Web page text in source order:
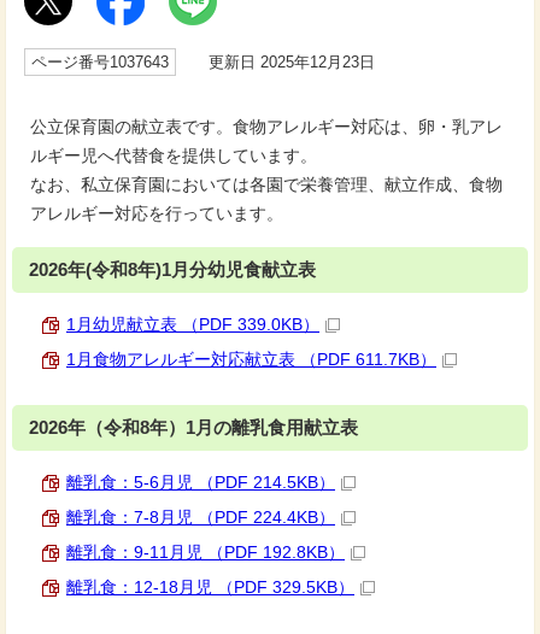
ページ番号1037643 更新日 2025年12月23日
公立保育園の献立表です。食物アレルギー対応は、卵・乳アレ
ルギー児へ代替食を提供しています。
なお、私立保育園においては各園で栄養管理、献立作成、食物
アレルギー対応を行っています。
2026年(令和8年)1月分幼児食献立表
1月幼児献立表 （PDF 339.0KB）
1月食物アレルギー対応献立表 （PDF 611.7KB）
2026年（令和8年）1月の離乳食用献立表
離乳食：5-6月児 （PDF 214.5KB）
離乳食：7-8月児 （PDF 224.4KB）
離乳食：9-11月児 （PDF 192.8KB）
離乳食：12-18月児 （PDF 329.5KB）